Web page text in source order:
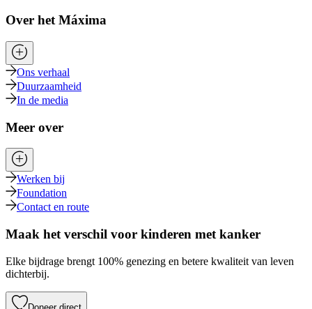
Over het Máxima
Ons verhaal
Duurzaamheid
In de media
Meer over
Werken bij
Foundation
Contact en route
Maak het verschil voor kinderen met kanker
Elke bijdrage brengt 100% genezing en betere kwaliteit van leven
dichterbij.